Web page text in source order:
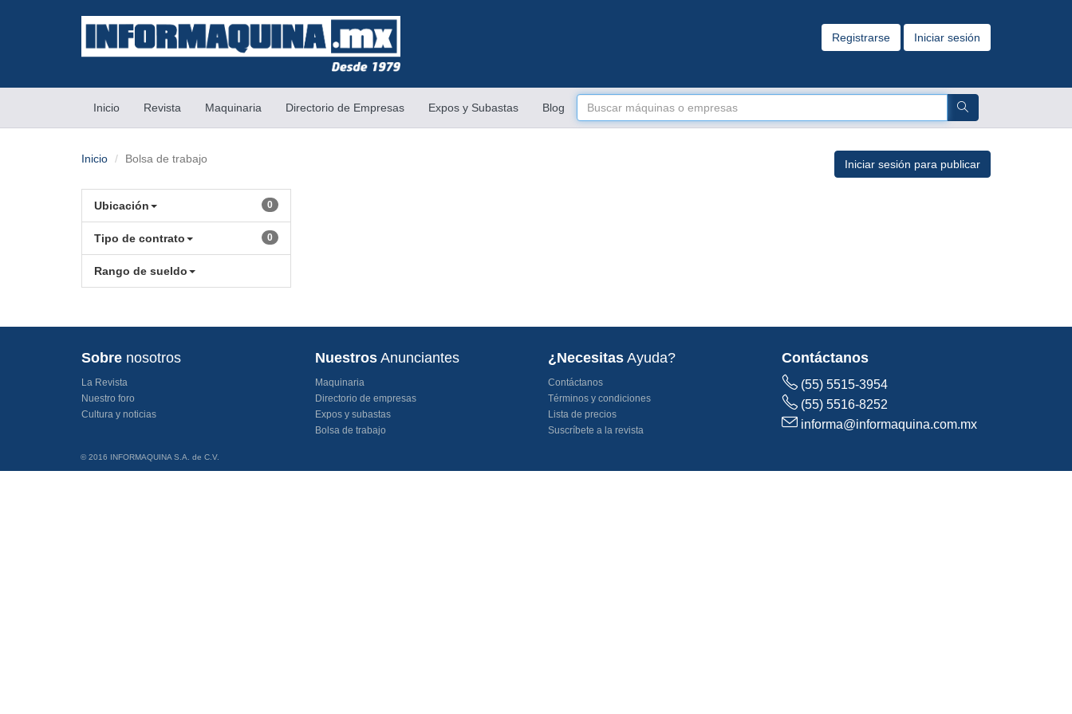
Registrarse Iniciar sesión
Inicio(current)Revista Maquinaria Directorio de Empresas Expos y Subastas Blog
Iniciar sesión para publicar
Inicio Bolsa de trabajo
Ubicación 0
Tipo de contrato 0
Rango de sueldo
Sobre nosotros
La Revista
Nuestro foro
Cultura y noticias
NuestrosAnunciantes
Maquinaria
Directorio de empresas
Expos y subastas
Bolsa de trabajo
¿Necesitas Ayuda?
Contáctanos
Términos y condiciones
Lista de precios
Suscríbete a la revista
Contáctanos
(55) 5515-3954
(55) 5516-8252
informa@informaquina.com.mx
© 2016 INFORMAQUINA S.A. de C.V.